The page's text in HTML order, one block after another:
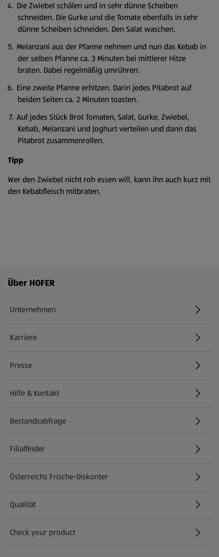
Die Zwiebel schälen und in sehr dünne Scheiben
schneiden. Die Gurke und die Tomate ebenfalls in sehr
dünne Scheiben schneiden. Den Salat waschen.
Melanzani aus der Pfanne nehmen und nun das Kebab in
der selben Pfanne ca. 3 Minuten bei mittlerer Hitze
braten. Dabei regelmäßig umrühren.
Eine zweite Pfanne erhitzen. Darin jedes Pitabrot auf
beiden Seiten ca. 2 Minuten toasten.
Auf jedes Stück Brot Tomaten, Salat, Gurke, Zwiebel,
Kebab, Melanzani und Joghurt verteilen und dann das
Pitabrot zusammenrollen.
Tipp
Wer den Zwiebel nicht roh essen will, kann ihn auch kurz mit
den Kebabfleisch mitbraten.
Fußzeilenmenü - weitere Links
Über HOFER
Unternehmen
Karriere
(öffnet in einem neuen Tab)
Presse
Hilfe & Kontakt
(öffnet in einem neuen Tab)
Bestandsabfrage
(öffnet in einem neuen Tab)
Filialfinder
Österreichs Frische-Diskonter
Qualität
Check your product
(öffnet in einem neuen Tab)